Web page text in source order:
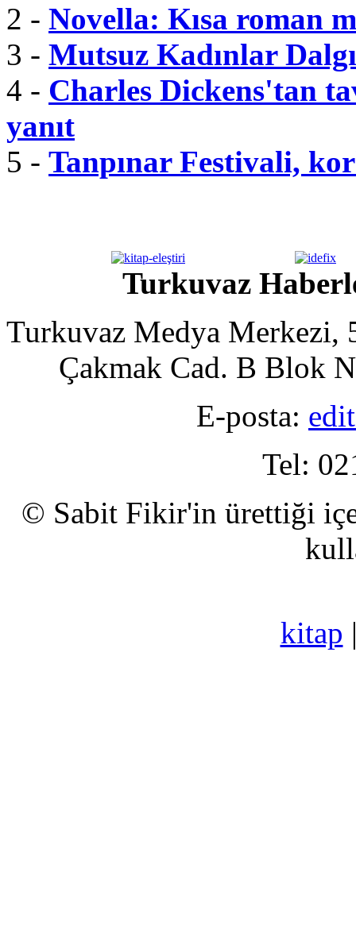
2 - Novella: Kısa roman
3 - Mutsuz Kadınlar
4 - Charles Dickens'tan
yanıt
5 - Tanpınar Festivali,
Turkuvaz
Turkuvaz Medya Merkezi,
Çakmak Cad. B Blok
E-posta:
Tel:
© Sabit Fikir'in ürettiği
kitap